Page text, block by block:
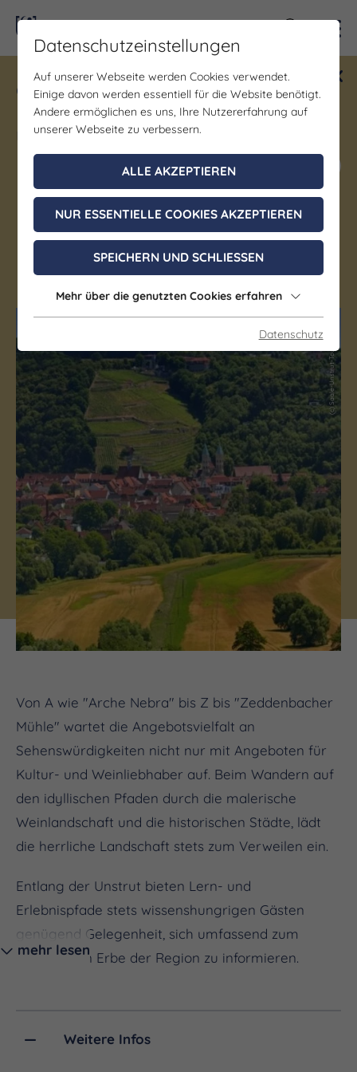
Gewinne ein Blind Date mit Saale-
Unstrut! Teilnahme vom 1.7. - 18.12.
möglich.
Jetzt mitmachen
Unstruttal
Freyburg (Unstrut)
(c) Saale-Unstrut-Tourismus e.V.
Von A wie "Arche Nebra" bis Z bis "Zeddenbacher
Mühle" wartet die Angebotsvielfalt an
Sehenswürdigkeiten nicht nur mit Angeboten für
Kultur- und Weinliebhaber auf. Beim Wandern auf
den idyllischen Pfaden durch die malerische
Weinlandschaft und die historischen Städte, lädt
die herrliche Landschaft stets zum Verweilen ein.
Entlang der Unstrut bieten Lern- und
Erlebnispfade stets wissenshungrigen Gästen
genügend Gelegenheit, sich umfassend zum
historischen Erbe der Region zu informieren.
mehr lesen
Weitere Infos
Datenschutzeinstellungen
Auf unserer Webseite werden Cookies verwendet.
Einige davon werden essentiell für die Website benötigt.
Andere ermöglichen es uns, Ihre Nutzererfahrung auf
unserer Webseite zu verbessern.
ALLE AKZEPTIEREN
NUR ESSENTIELLE COOKIES AKZEPTIEREN
SPEICHERN UND SCHLIESSEN
Mehr über die genutzten Cookies erfahren
Datenschutz